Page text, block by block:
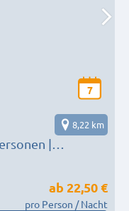
7
|
| Waschtrockner
8,22 km
ab 22,50 €
pro Person / Nacht